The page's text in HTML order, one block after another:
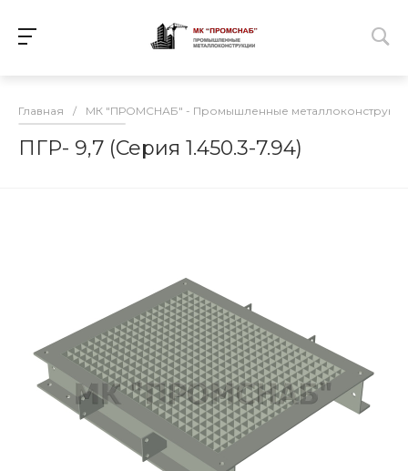
Главная / МК "ПРОМСНАБ" - Промышленные
ПГР- 9,7 (Серия 1.450.3-7.94)